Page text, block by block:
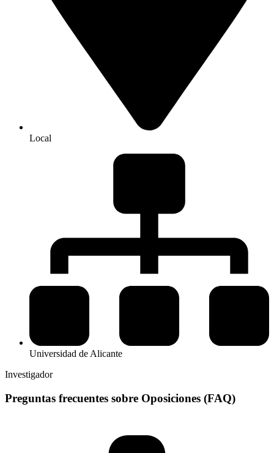
Local
Universidad de Alicante
Investigador
Preguntas frecuentes sobre Oposiciones (FAQ)